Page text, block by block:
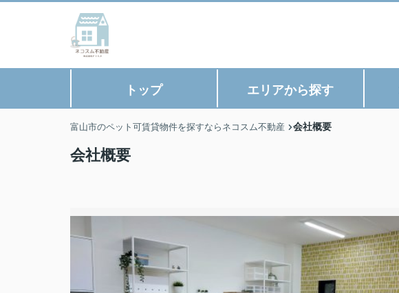
トップ エリアから探す
富山市のペット可賃貸物件を探すならネコスム不動産 会社概要
会社概要